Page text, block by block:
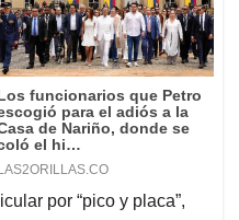
por “pico y placa”,